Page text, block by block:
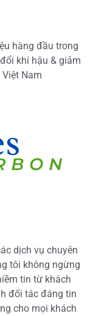
hàng đầu trong
khí hậu & giảm
Nam
dịch vụ chuyên
tôi không ngừng
tin từ khách
đối tác đáng tin
cho mọi khách